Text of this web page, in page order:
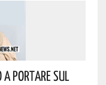
Portare Sul